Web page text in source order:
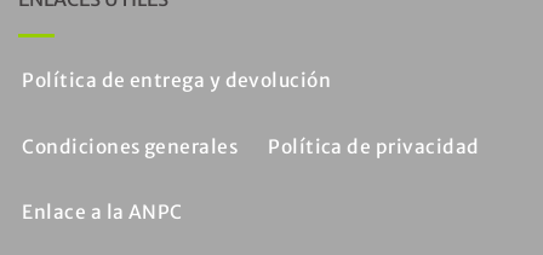
Política de entrega y devolución
Condiciones generales Política de privacidad
Enlace a la ANPC